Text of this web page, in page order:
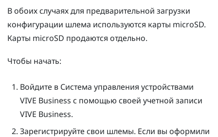
В обоих случаях для предварительной загрузки
конфигурации шлема используются карты microSD.
Карты microSD продаются отдельно.
Чтобы начать:
Войдите в Система управления устройствами
VIVE Business с помощью своей учетной записи
VIVE Business.
Зарегистрируйте свои шлемы. Если вы оформили